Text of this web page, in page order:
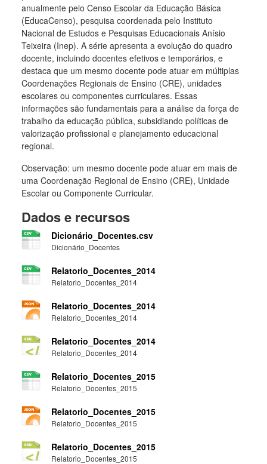
anualmente pelo Censo Escolar da Educação Básica
(EducaCenso), pesquisa coordenada pelo Instituto
Nacional de Estudos e Pesquisas Educacionais Anísio
Teixeira (Inep). A série apresenta a evolução do quadro
docente, incluindo docentes efetivos e temporários, e
destaca que um mesmo docente pode atuar em múltiplas
Coordenações Regionais de Ensino (CRE), unidades
escolares ou componentes curriculares. Essas
informações são fundamentais para a análise da força de
trabalho da educação pública, subsidiando políticas de
valorização profissional e planejamento educacional
regional.
Observação: um mesmo docente pode atuar em mais de
uma Coordenação Regional de Ensino (CRE), Unidade
Escolar ou Componente Curricular.
Dados e recursos
Dicionário_Docentes.csv
Dicionário_Docentes
Relatorio_Docentes_2014
Relatorio_Docentes_2014
Relatorio_Docentes_2014
Relatorio_Docentes_2014
Relatorio_Docentes_2014
Relatorio_Docentes_2014
Relatorio_Docentes_2015
Relatorio_Docentes_2015
Relatorio_Docentes_2015
Relatorio_Docentes_2015
Relatorio_Docentes_2015
Relatorio_Docentes_2015